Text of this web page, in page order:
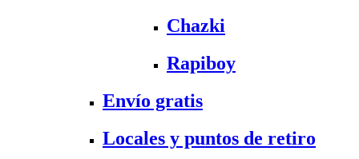
Chazki
Rapiboy
Envío gratis
Locales y puntos de retiro